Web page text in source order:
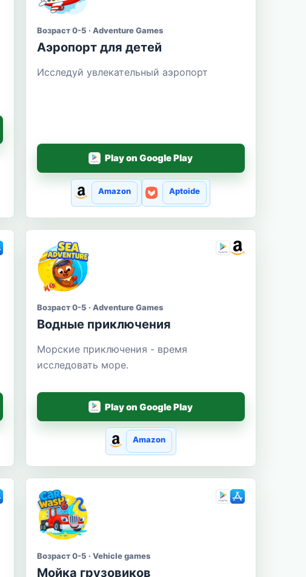
Возраст 0-5 · Adventure Games
Аэропорт для детей
Исследуй увлекательный аэропорт
Play on Google Play
Amazon Aptoide
Возраст 0-5 · Adventure Games
Водные приключения
Морские приключения - время
исследовать море.
Play on Google Play
Amazon
Возраст 0-5 · Vehicle games
Мойка грузовиков